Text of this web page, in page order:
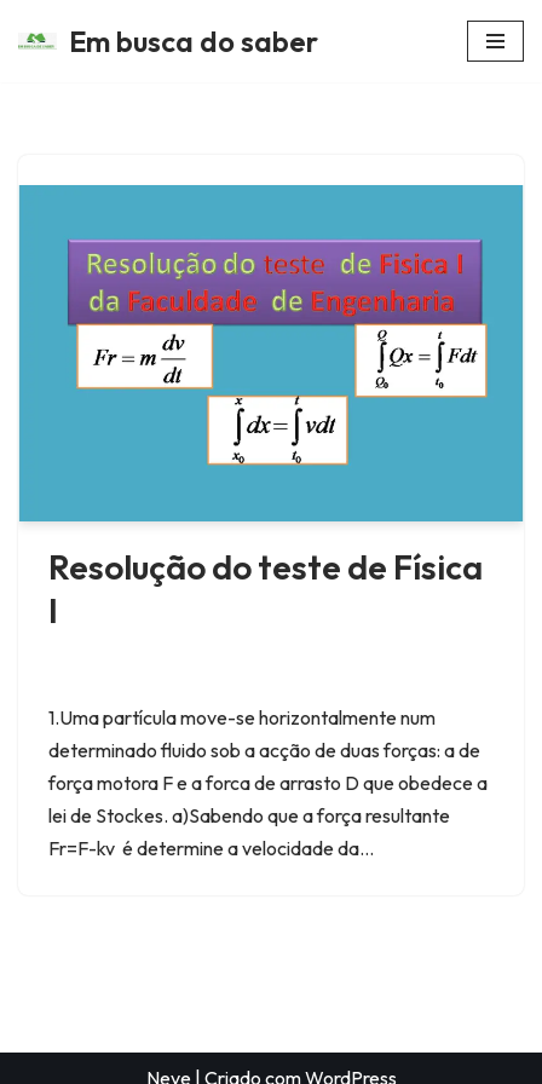
Em busca do saber
Resolução do teste de Física
I
1.Uma partícula move-se horizontalmente num
determinado fluido sob a acção de duas forças: a de
força motora F e a forca de arrasto D que obedece a
lei de Stockes. a)Sabendo que a força resultante
Fr=F-kv é determine a velocidade da…
Neve| Criado comWordPress